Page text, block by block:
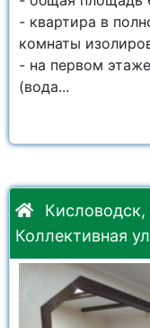
- квартира в
комнаты
- на первом
(вода...
Кисловодск,
Коллективная